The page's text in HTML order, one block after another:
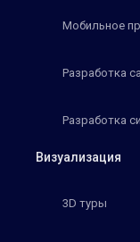
Мобильное
Разработка
Разработка
Визуализация
3D туры